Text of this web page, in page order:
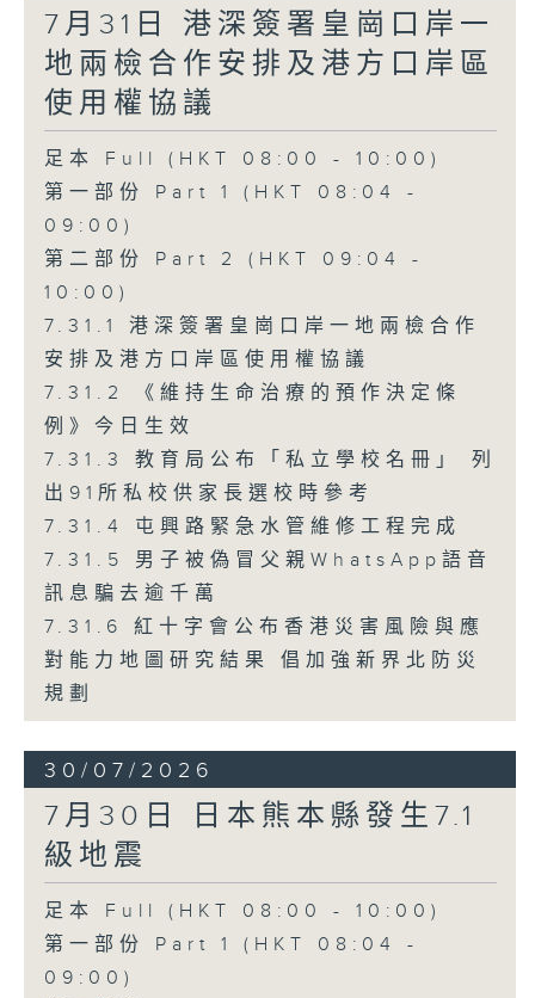
7月31日 港深簽署皇崗口岸一
地兩檢合作安排及港方口岸區
使用權協議
足本 Full (HKT 08:00 - 10:00)
第一部份 Part 1 (HKT 08:04 -
09:00)
第二部份 Part 2 (HKT 09:04 -
10:00)
7.31.1 港深簽署皇崗口岸一地兩檢合作
安排及港方口岸區使用權協議
7.31.2 《維持生命治療的預作決定條
例》今日生效
7.31.3 教育局公布「私立學校名冊」 列
出91所私校供家長選校時參考
7.31.4 屯興路緊急水管維修工程完成
7.31.5 男子被偽冒父親WhatsApp語音
訊息騙去逾千萬
7.31.6 紅十字會公布香港災害風險與應
對能力地圖研究結果 倡加強新界北防災
規劃
30/07/2026
7月30日 日本熊本縣發生7.1
級地震
足本 Full (HKT 08:00 - 10:00)
第一部份 Part 1 (HKT 08:04 -
09:00)